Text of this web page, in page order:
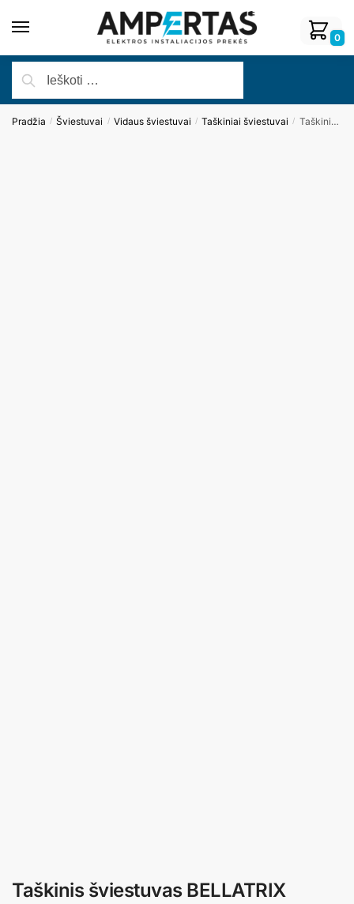
0
Pradžia / Šviestuvai / Vidaus šviestuvai / Taškiniai šviestuvai / Taškinis šviestuvas BELLATRIX H0112 LED MODULE
Taškinis šviestuvas BELLATRIX